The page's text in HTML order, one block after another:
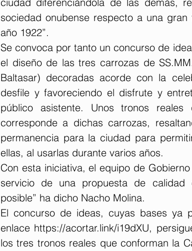
sociedad onubense respecto a una
año 1922”.
Se convoca por tanto un concurso de
el diseño de las tres carrozas de SS.MM
Baltasar) decoradas acorde con la
desfile y favoreciendo el disfrute y
público asistente. Unos tronos
corresponde a dichas carrozas,
permanencia para la ciudad para
ellas, al usarlas durante varios años.
Con esta iniciativa, el equipo de
servicio de una propuesta de calidad
posible” ha dicho Nacho Molina.
El concurso de ideas, cuyas bases ya
enlace https://acortar.link/i19dXU,
los tres tronos reales que conforman la